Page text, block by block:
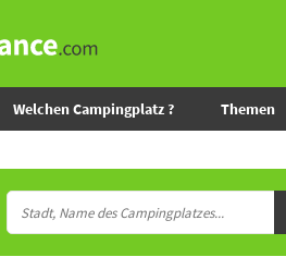
Welchen Campingplatz ? Themen